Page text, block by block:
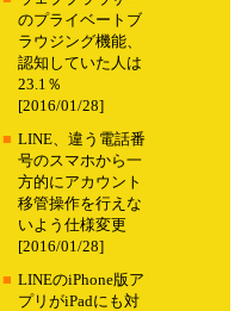
のプライベートブ
ラウジング機能、
認知していた人は
23.1％
[2016/01/28]
■ LINE、違う電話番
号のスマホから一
方的にアカウント
移管操作を行えな
いよう仕様変更
[2016/01/28]
■ LINEのiPhone版ア
プリがiPadにも対